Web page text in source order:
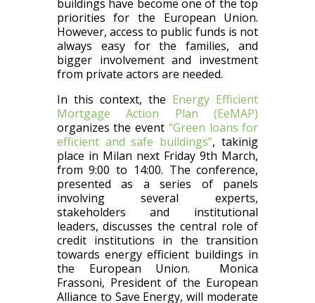
buildings have become one of the top
priorities for the European Union.
However, access to public funds is not
always easy for the families, and
bigger involvement and investment
from private actors are needed.
In this context, the Energy Efficient
Mortgage Action Plan (EeMAP)
organizes the event “Green loans for
efficient and safe buildings”, takinig
place in Milan next Friday 9th March,
from 9:00 to 14:00. The conference,
presented as a series of panels
involving several experts,
stakeholders and institutional
leaders, discusses the central role of
credit institutions in the transition
towards energy efficient buildings in
the European Union. Monica
Frassoni, President of the European
Alliance to Save Energy, will moderate